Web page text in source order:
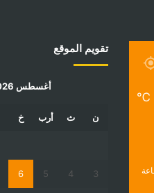
℃
تقويم الموقع
أغسطس 2026
ن ث أرب خ
3
4
5
6